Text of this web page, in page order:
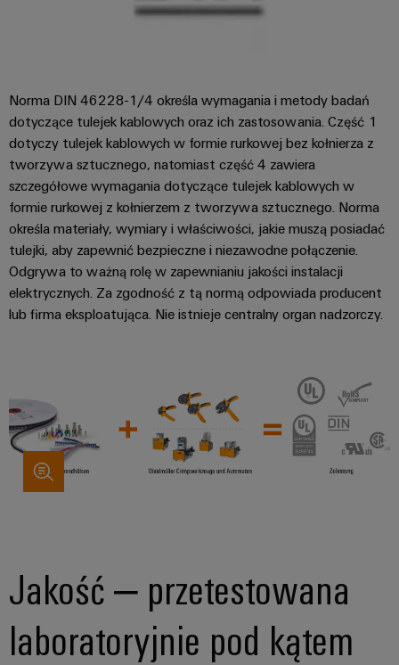
Norma DIN 46228-1/4 określa wymagania i metody badań
dotyczące tulejek kablowych oraz ich zastosowania. Część 1
dotyczy tulejek kablowych w formie rurkowej bez kołnierza z
tworzywa sztucznego, natomiast część 4 zawiera
szczegółowe wymagania dotyczące tulejek kablowych w
formie rurkowej z kołnierzem z tworzywa sztucznego. Norma
określa materiały, wymiary i właściwości, jakie muszą posiadać
tulejki, aby zapewnić bezpieczne i niezawodne połączenie.
Odgrywa to ważną rolę w zapewnianiu jakości instalacji
elektrycznych. Za zgodność z tą normą odpowiada producent
lub firma eksploatująca. Nie istnieje centralny organ nadzorczy.
Jakość – przetestowana
laboratoryjnie pod kątem